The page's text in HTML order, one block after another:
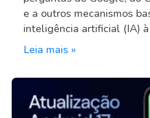
e a outros mecanismos
inteligência artificial (IA)
Leia mais »